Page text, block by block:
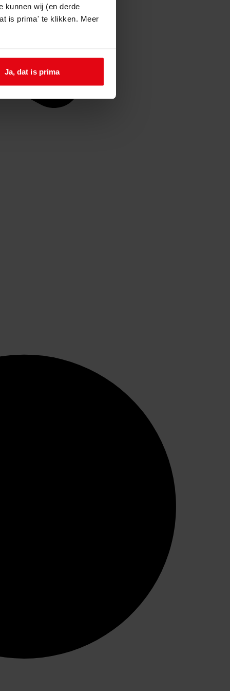
kunnen wij (en derde
is prima' te klikken. Meer
Ja, dat is prima